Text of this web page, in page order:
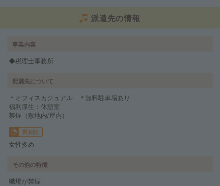
派遣先の情報
事業内容
◆税理士事務所
配属先について
＊オフィスカジュアル ＊無料駐車場あり
福利厚生：休憩室
禁煙（敷地内/屋内）
男女比
女性多め
その他の特徴
職場が禁煙